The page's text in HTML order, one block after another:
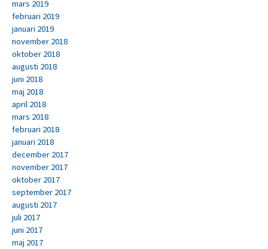
mars 2019
februari 2019
januari 2019
november 2018
oktober 2018
augusti 2018
juni 2018
maj 2018
april 2018
mars 2018
februari 2018
januari 2018
december 2017
november 2017
oktober 2017
september 2017
augusti 2017
juli 2017
juni 2017
maj 2017